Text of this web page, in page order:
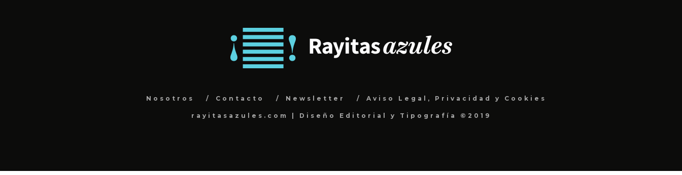
Nosotros Contacto Newsletter Aviso Legal, Privacidad y Cookies
rayitasazules.com | Diseño Editorial y Tipografía ©2019